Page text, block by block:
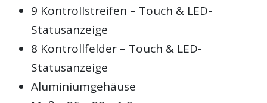
9 Kontrollstreifen – Touch & LED-
Statusanzeige
8 Kontrollfelder – Touch & LED-
Statusanzeige
Aluminiumgehäuse